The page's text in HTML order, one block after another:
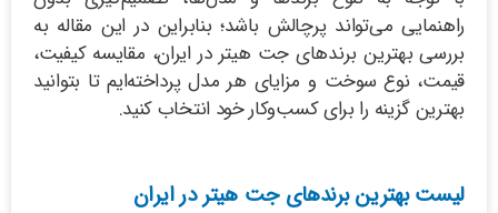
راهنمایی می‌تواند پرچالش باشد؛ بنابراین در این مقاله به
بررسی بهترین برندهای جت هیتر در ایران، مقایسه کیفیت،
قیمت، نوع سوخت و مزایای هر مدل پرداخته‌ایم تا بتوانید
بهترین گزینه را برای کسب‌وکار خود انتخاب کنید.
لیست بهترین برندهای جت هیتر در ایران